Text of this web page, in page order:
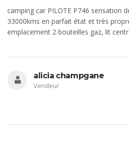
camping car PILOTE P746 sensation
33000kms en parfait état et très
emplacement 2 bouteilles gaz, lit
alicia champgane
Vendeur